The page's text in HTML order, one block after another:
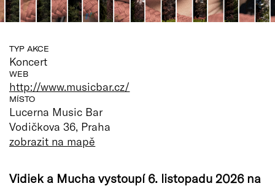
TYP AKCE
Koncert
WEB
http://www.musicbar.cz/
MÍSTO
Lucerna Music Bar
Vodičkova 36, Praha
zobrazit na mapě
Vidiek a Mucha vystoupí 6. listopadu 2026 na